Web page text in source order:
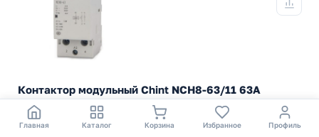
Контактор модульный Chint NCH8-63/11 63A
1НЗ+1НО AC220/230В 50Гц (R)
Двухполюсный 2-х модульный магнитный пускатель 63А
Главная Каталог Корзина Избранное Профиль